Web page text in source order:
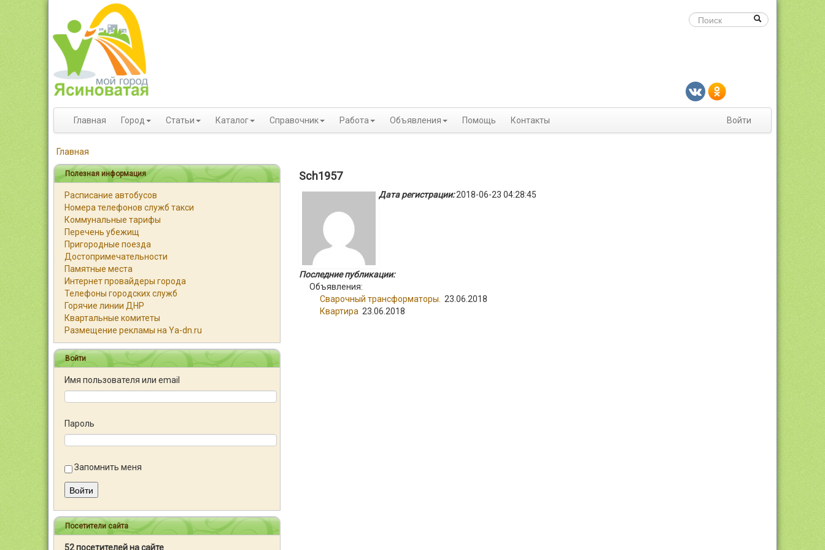
Главная Город Статьи Каталог Справочник Работа Объявления Помощь Контакты Войти
Главная
Полезная информация
Расписание автобусов
Номера телефонов служб такси
Коммунальные тарифы
Перечень убежищ
Пригородные поезда
Достопримечательности
Памятные места
Интернет провайдеры города
Телефоны городских служб
Горячие линии ДНР
Квартальные комитеты
Размещение рекламы на Ya-dn.ru
Войти
Имя пользователя или email
Пароль
Запомнить меня
Войти
Посетители сайта
52 посетителей на сайте
Sch1957
Дата регистрации:2018-06-23 04:28:45
Последние публикации:
Объявления:
Сварочный трансформаторы. 23.06.2018
Квартира 23.06.2018